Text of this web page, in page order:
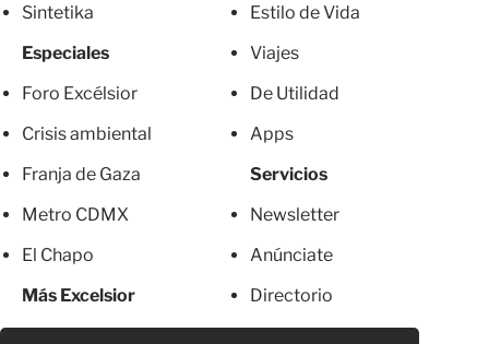
Sintetika
Especiales
Foro Excélsior
Crisis ambiental
Franja de Gaza
Metro CDMX
El Chapo
Más Excelsior
Estilo de Vida
Viajes
De Utilidad
Apps
Servicios
Newsletter
Anúnciate
Directorio